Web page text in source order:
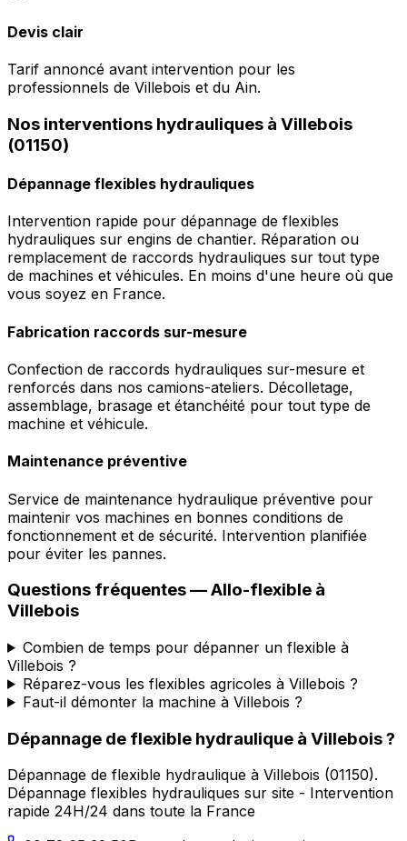
Devis clair
Tarif annoncé avant intervention pour les
professionnels de Villebois et du Ain.
Nos interventions hydrauliques à Villebois
(01150)
Dépannage flexibles hydrauliques
Intervention rapide pour dépannage de flexibles
hydrauliques sur engins de chantier. Réparation ou
remplacement de raccords hydrauliques sur tout type
de machines et véhicules. En moins d'une heure où que
vous soyez en France.
Fabrication raccords sur-mesure
Confection de raccords hydrauliques sur-mesure et
renforcés dans nos camions-ateliers. Décolletage,
assemblage, brasage et étanchéité pour tout type de
machine et véhicule.
Maintenance préventive
Service de maintenance hydraulique préventive pour
maintenir vos machines en bonnes conditions de
fonctionnement et de sécurité. Intervention planifiée
pour éviter les pannes.
Questions fréquentes —Allo-flexible à
Villebois
Combien de temps pour dépanner un flexible à
Villebois ?
Réparez-vous les flexibles agricoles à Villebois ?
Faut-il démonter la machine à Villebois ?
Dépannage de flexible hydraulique à Villebois?
Dépannage de flexible hydraulique à Villebois (01150).
Dépannage flexibles hydrauliques sur site - Intervention
rapide 24H/24 dans toute la France